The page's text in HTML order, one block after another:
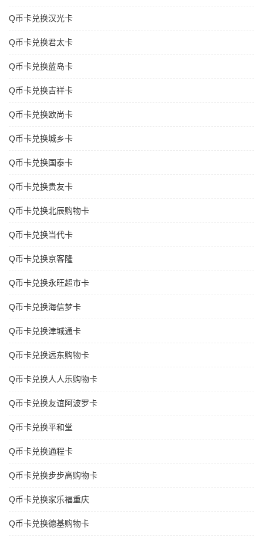
Q币卡兑换汉光卡
Q币卡兑换君太卡
Q币卡兑换蓝岛卡
Q币卡兑换吉祥卡
Q币卡兑换欧尚卡
Q币卡兑换城乡卡
Q币卡兑换国泰卡
Q币卡兑换贵友卡
Q币卡兑换北辰购物卡
Q币卡兑换当代卡
Q币卡兑换京客隆
Q币卡兑换永旺超市卡
Q币卡兑换海信梦卡
Q币卡兑换津城通卡
Q币卡兑换远东购物卡
Q币卡兑换人人乐购物卡
Q币卡兑换友谊阿波罗卡
Q币卡兑换平和堂
Q币卡兑换通程卡
Q币卡兑换步步高购物卡
Q币卡兑换家乐福重庆
Q币卡兑换德基购物卡